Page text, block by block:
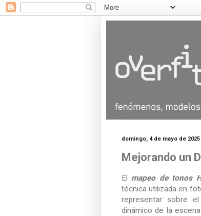
domingo, 4 de mayo de 2025
Mejorando un
El mapeo de tonos
técnica utilizada en
representar sobre
dinámico de la